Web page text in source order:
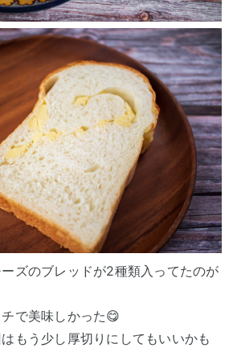
ズのブレッドが2種類入ってたのが
で美味しかった😋
もう少し厚切りにしてもいいかも